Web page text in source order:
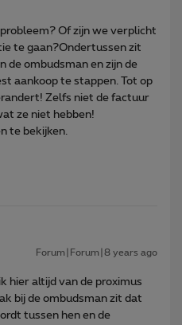
Of zijn we verplicht
te gaan?Ondertussen zit
de ombudsman en zijn de
aankoop te stappen. Tot op
Zelfs niet de factuur
ze niet hebben!
te bekijken.
Forum|Forum|8 years ago
hier altijd van de proximus
bij de ombudsman zit dat
tussen hen en de